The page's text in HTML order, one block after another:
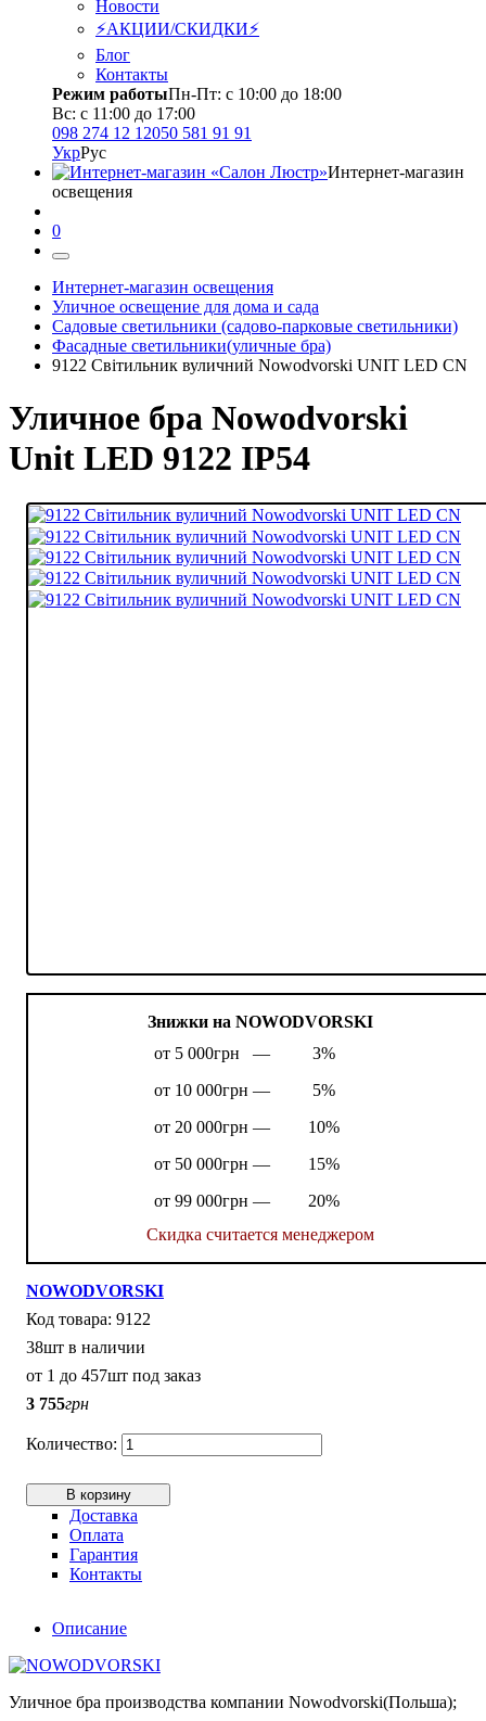
Новости
⚡АКЦИИ/СКИДКИ⚡
Блог
Контакты
Режим работыПн-Пт: с 10:00 до 18:00
Вс: с 11:00 до 17:00
098 274 12 12050 581 91 91
УкрРус
Интернет-магазин
освещения
0
Интернет-магазин освещения
Уличное освещение для дома и сада
Садовые светильники (садово-парковые светильники)
Фасадные светильники(уличные бра)
9122 Світильник вуличний Nowodvorski UNIT LED CN
Уличное бра Nowodvorski
Unit LED 9122 IP54
Знижки на NOWODVORSKI
от 5 000грн —
3%
от 10 000грн —
5%
от 20 000грн —
10%
от 50 000грн —
15%
от 99 000грн —
20%
Скидка считается менеджером
NOWODVORSKI
9122
38шт в наличии
от 1 до 457шт под заказ
3 755грн
В корзину
Доставка
Оплата
Гарантия
Контакты
Описание
Уличное бра производства компании Nowodvorski(Польша);